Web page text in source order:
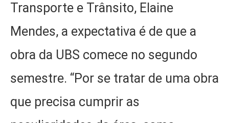
Transporte e Trânsito, Elaine
Mendes, a expectativa é de que a
obra da UBS comece no segundo
semestre. “Por se tratar de uma obra
que precisa cumprir as